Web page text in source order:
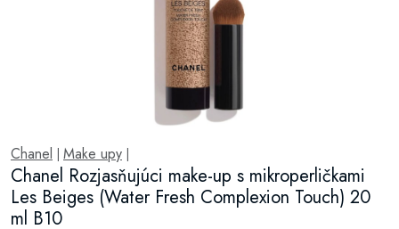
Chanel Make upy
Chanel Rozjasňujúci make-up s mikroperličkami
Les Beiges (Water Fresh Complexion Touch) 20
ml B10